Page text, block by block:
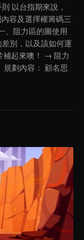
以台指期來說，
容及選擇權籌碼三
、阻力區的圖使用
別，以及該如何運
補起來噢！ → 阻力
劃內容： 顧名思